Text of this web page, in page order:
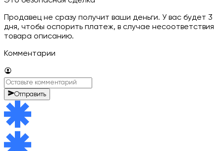
Продавец не сразу получит ваши деньги. У вас будет 3
дня, чтобы оспорить платеж, в случае несоответствия
товара описанию.
Комментарии
Отправить